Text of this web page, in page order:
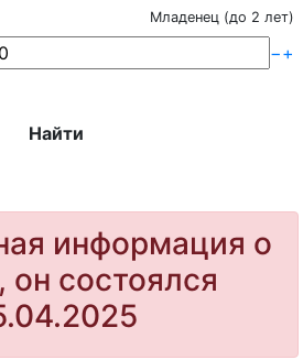
Младенец (до 2 лет)
−+
Найти
информация о
он состоялся